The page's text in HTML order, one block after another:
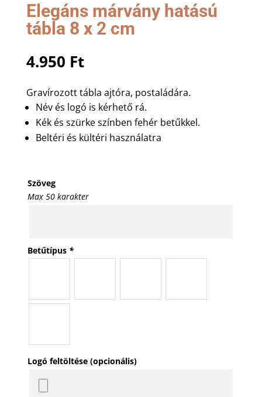
Elegáns márvány hatású
tábla 8 x 2 cm
4.950 Ft
Gravírozott tábla ajtóra, postaládára.
Név és logó is kérhető rá.
Kék és szürke színben fehér betűkkel.
Beltéri és kültéri használatra
Szöveg
Max 50 karakter
Betűtípus *
Logó feltöltése (opcionális)